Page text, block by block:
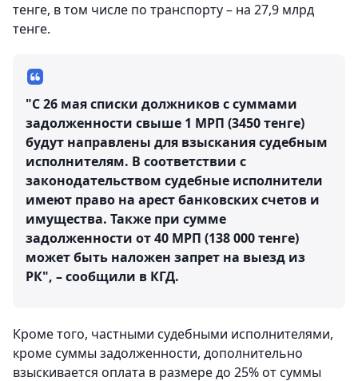
тенге, в том числе по транспорту – на 27,9 млрд
тенге.
"С 26 мая списки должников с суммами
задолженности свыше 1 МРП (3450 тенге)
будут направлены для взыскания судебным
исполнителям. В соответствии с
законодательством судебные исполнители
имеют право на арест банковских счетов и
имущества. Также при сумме
задолженности от 40 МРП (138 000 тенге)
может быть наложен запрет на выезд из
РК", – сообщили в КГД.
Кроме того, частными судебными исполнителями,
кроме суммы задолженности, дополнительно
взыскивается оплата в размере до 25% от суммы